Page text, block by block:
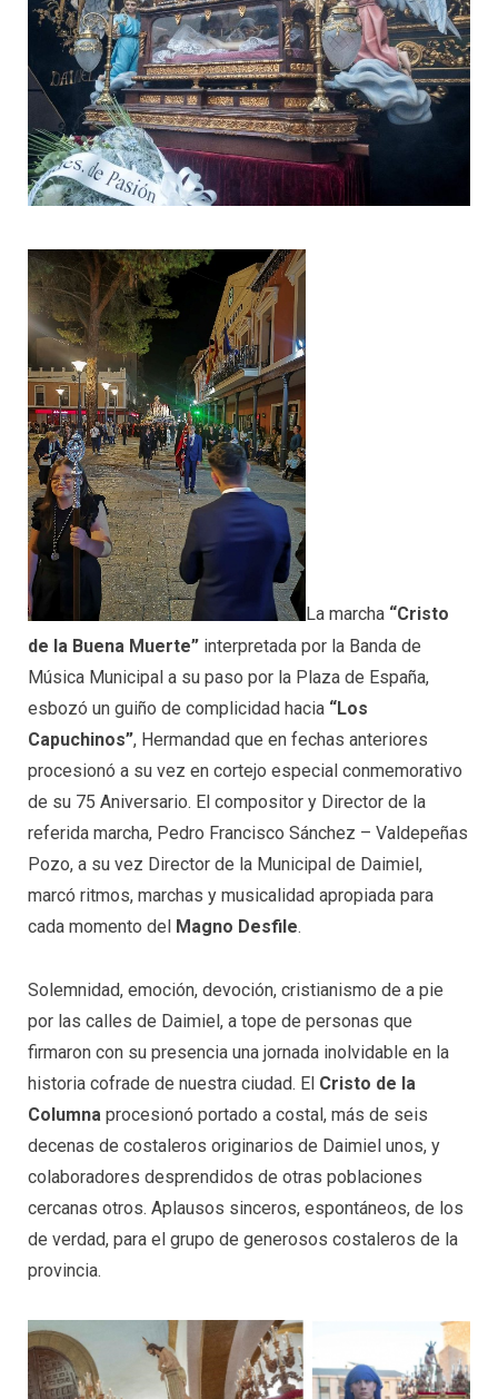
La marcha “Cristo
de la Buena Muerte” interpretada por la Banda de
Música Municipal a su paso por la Plaza de España,
esbozó un guiño de complicidad hacia “Los
Capuchinos”, Hermandad que en fechas anteriores
procesionó a su vez en cortejo especial conmemorativo
de su 75 Aniversario. El compositor y Director de la
referida marcha, Pedro Francisco Sánchez – Valdepeñas
Pozo, a su vez Director de la Municipal de Daimiel,
marcó ritmos, marchas y musicalidad apropiada para
cada momento del Magno Desfile.
Solemnidad, emoción, devoción, cristianismo de a pie
por las calles de Daimiel, a tope de personas que
firmaron con su presencia una jornada inolvidable en la
historia cofrade de nuestra ciudad. El Cristo de la
Columna procesionó portado a costal, más de seis
decenas de costaleros originarios de Daimiel unos, y
colaboradores desprendidos de otras poblaciones
cercanas otros. Aplausos sinceros, espontáneos, de los
de verdad, para el grupo de generosos costaleros de la
provincia.